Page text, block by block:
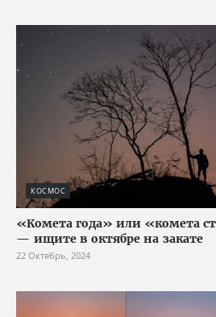
КОСМОС
«Комета года» или «комета
— ищите в октябре на закате
22 Октябрь, 2024